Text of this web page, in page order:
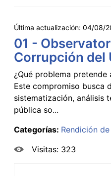
Última actualización: 04/08/
01 -
Corrupción del
¿Qué problema
Este compromiso busca
sistematización, análisis
pública so...
Categorías: Rendición
Visitas: 323